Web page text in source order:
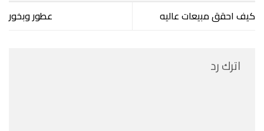
كيف احقق مبيعات عاليه عطور وبخور
اترك رد